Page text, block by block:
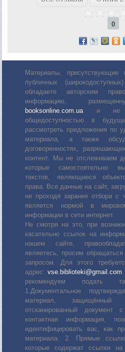
0
Материалы,
публичных
обладаете авторским
информацию,
booksonline.com.uaи не
общедоступностью в
рассмотреть предложения по
материала, а также
договоренностях,
контент. Мы не отслеживаем
которые самостоятельно
текстов, являющиеся
права. Все данные на сайт,
не проходя заранее отбора с
является нормой в
информации в сети интернет.
Не смотря на это, при
касательно ссылок на
нашем сайте,
являетесь, просим
запросом. Для этого
адрес: vse.biblioteki@gmail.com
рекомендуем подать
1.Документальное
материал, защищённый
отсканированный
контактная информация,
идентифицировать вас, как
материала. 2. Прямые
которые содержат ссылки